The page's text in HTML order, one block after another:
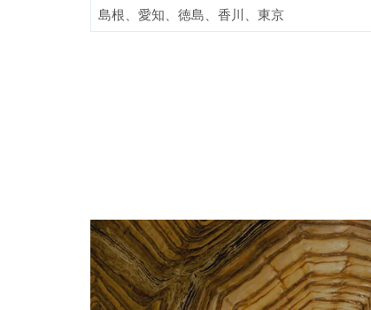
島根、愛知、徳島、香川、東京